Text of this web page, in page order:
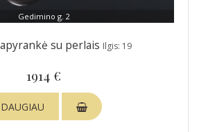
Gedimino g. 2
su perlais Ilgis: 19
1914 €
DAUGIAU